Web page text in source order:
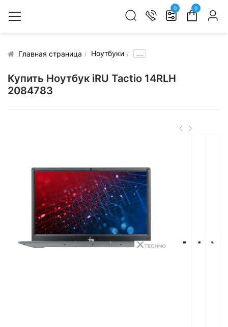
0 0
Главная страница Ноутбуки .....
Купить Ноутбук iRU Tactio 14RLH
2084783